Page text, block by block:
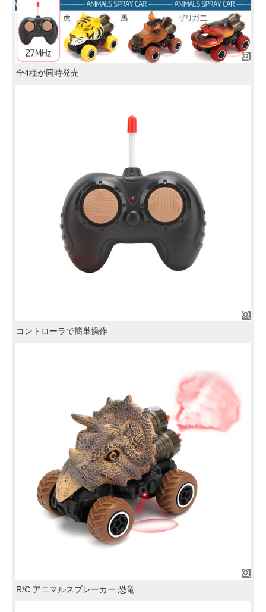
全4種が同時発売
コントローラで簡単操作
R/C アニマルスプレーカー 恐竜